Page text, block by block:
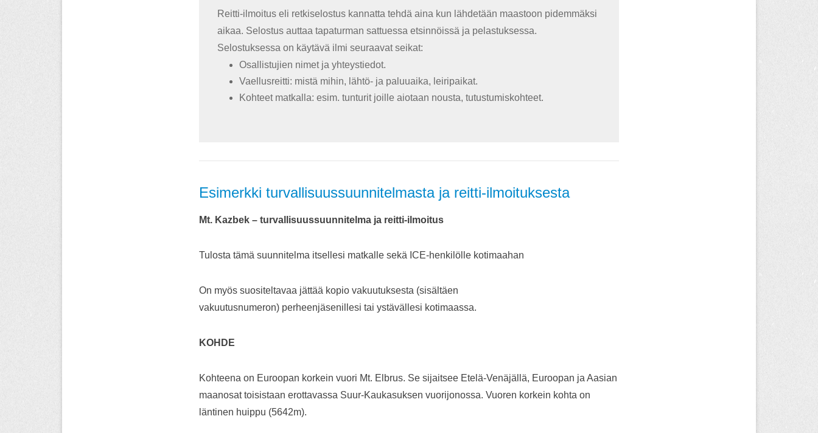
Reitti-ilmoitus eli retkiselostus kannatta tehdä aina kun lähdetään maastoon pidemmäksi
aikaa. Selostus auttaa tapaturman sattuessa etsinnöissä ja pelastuksessa.
Selostuksessa on käytävä ilmi seuraavat seikat:
Osallistujien nimet ja yhteystiedot.
Vaellusreitti: mistä mihin, lähtö- ja paluuaika, leiripaikat.
Kohteet matkalla: esim. tunturit joille aiotaan nousta, tutustumiskohteet.
Esimerkki turvallisuussuunnitelmasta ja reitti-ilmoituksesta
Mt. Kazbek – turvallisuussuunnitelma ja reitti-ilmoitus
Tulosta tämä suunnitelma itsellesi matkalle sekä ICE-henkilölle kotimaahan
On myös suositeltavaa jättää kopio vakuutuksesta (sisältäen
vakuutusnumeron) perheenjäsenillesi tai ystävällesi kotimaassa.
KOHDE
Kohteena on Euroopan korkein vuori Mt. Elbrus. Se sijaitsee Etelä-Venäjällä, Euroopan ja Aasian
maanosat toisistaan erottavassa Suur-Kaukasuksen vuorijonossa. Vuoren korkein kohta on
läntinen huippu (5642m).